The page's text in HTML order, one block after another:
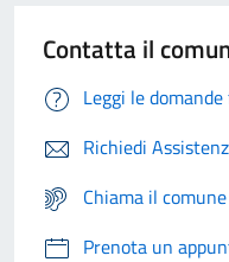
Contatta il
Leggi le
Richiedi
Chiama il
Prenota un